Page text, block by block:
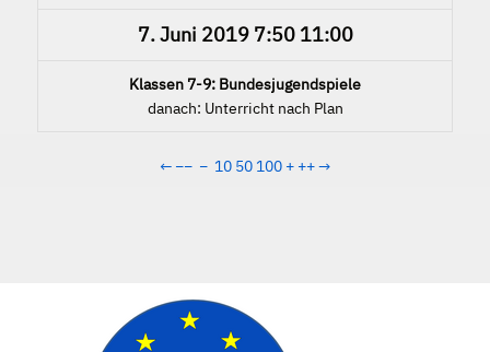
7. Juni 20197:50 11:00
Klassen 7-9: Bundesjugendspiele
danach: Unterricht nach Plan
← −− − 10 50 100 + ++→